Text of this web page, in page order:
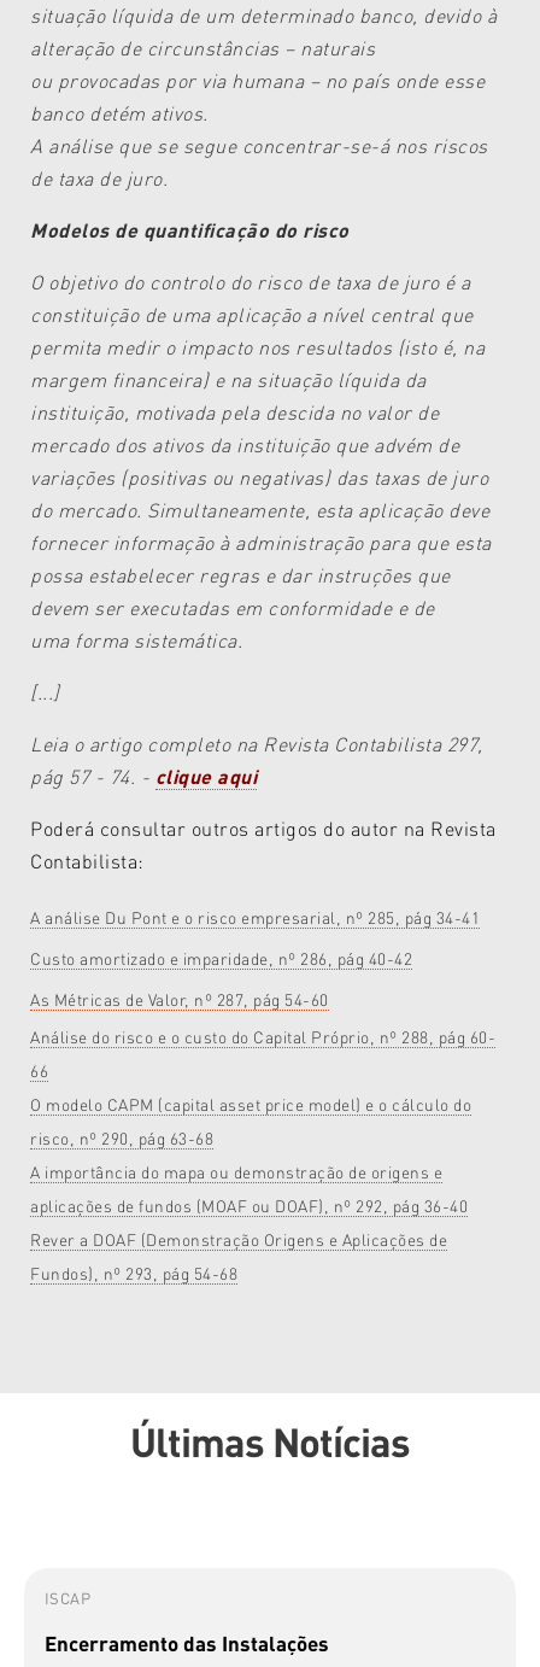
situação líquida de um determinado banco, devido à
alteração de circunstâncias – naturais
ou provocadas por via humana – no país onde esse
banco detém ativos.
A análise que se segue concentrar-se-á nos riscos
de taxa de juro.
Modelos de quantificação do risco
O objetivo do controlo do risco de taxa de juro é a
constituição de uma aplicação a nível central que
permita medir o impacto nos resultados (isto é, na
margem financeira) e na situação líquida da
instituição, motivada pela descida no valor de
mercado dos ativos da instituição que advém de
variações (positivas ou negativas) das taxas de juro
do mercado. Simultaneamente, esta aplicação deve
fornecer informação à administração para que esta
possa estabelecer regras e dar instruções que
devem ser executadas em conformidade e de
uma forma sistemática.
[...]
Leia o artigo completo na Revista Contabilista 297,
pág 57 - 74. - clique aqui
Poderá consultar outros artigos do autor na Revista
Contabilista:
A análise Du Pont e o risco empresarial, nº 285, pág 34-41
Custo amortizado e imparidade, nº 286, pág 40-42
As Métricas de Valor, nº 287, pág 54-60
Análise do risco e o custo do Capital Próprio, nº 288, pág 60-
66
O modelo CAPM (capital asset price model) e o cálculo do
risco, nº 290, pág 63-68
A importância do mapa ou demonstração de origens e
aplicações de fundos (MOAF ou DOAF), nº 292, pág 36-40
Rever a DOAF (Demonstração Origens e Aplicações de
Fundos), nº 293, pág 54-68
Últimas Notícias
ISCAP
Encerramento das Instalações